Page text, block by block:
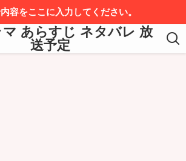
容をここに入力してください。
あらすじ ネタバレ 放
送予定